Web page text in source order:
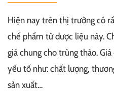
Hiện nay trên thị trường có
chế phẩm từ dược liệu này.
giá chung cho trùng thảo.
yếu tố như: chất lượng,
sản xuất…